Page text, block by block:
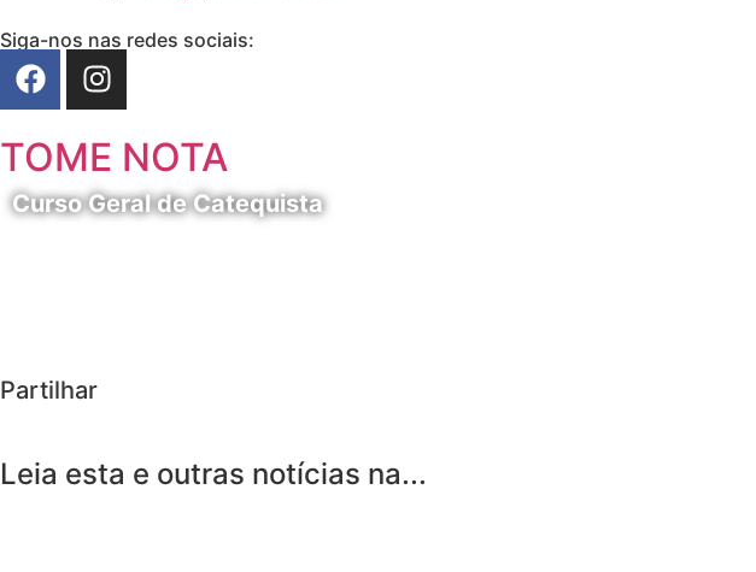
Siga-nos nas redes sociais:
TOME NOTA
Curso Geral de Catequista
Partilhar
Leia esta e outras notícias na...